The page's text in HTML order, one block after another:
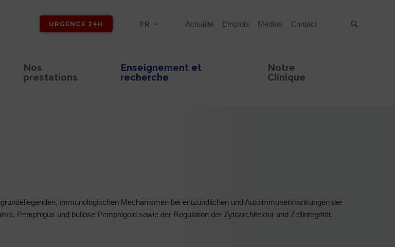
URGENCE 24H FR Actualité Emplois Médias Contact
Nos
prestations
Enseignement et
recherche
Notre
Clinique
immunologischen Mechanismen bei entzündlichen und Autoimmunerkrankungen der
Pemphigus und bullöse Pemphigoid sowie der Regulation der Zytoarchitektur und Zellintegrität.